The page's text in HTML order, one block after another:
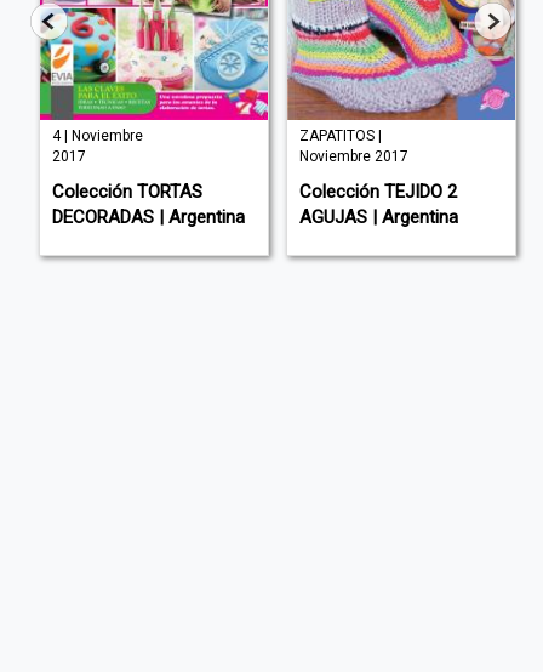
4 | Noviembre
2017
Colección TORTAS
DECORADAS | Argentina
ZAPATITOS |
Noviembre 2017
Colección TEJIDO 2
AGUJAS | Argentina